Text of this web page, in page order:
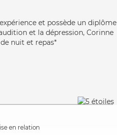
et possède un diplôme
et la dépression, Corinne
nuit et repas*
en relation